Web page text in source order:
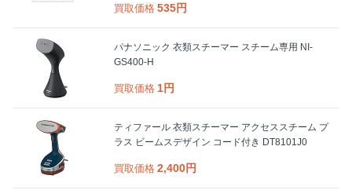
買取価格 535円
パナソニック 衣類スチーマー スチーム専用 NI-
GS400-H
買取価格 1円
ティファール 衣類スチーマー アクセススチーム プ
ラス ビームスデザイン コード付き DT8101J0
買取価格 2,400円